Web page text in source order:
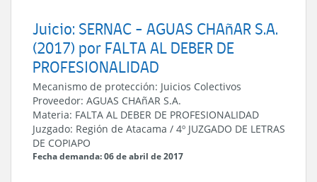
Juicio: SERNAC - AGUAS CHAñAR S.A.
(2017) por FALTA AL DEBER DE
PROFESIONALIDAD
Mecanismo de protección: Juicios Colectivos
Proveedor: AGUAS CHAñAR S.A.
Materia: FALTA AL DEBER DE PROFESIONALIDAD
Juzgado: Región de Atacama / 4º JUZGADO DE LETRAS
DE COPIAPO
Fecha demanda: 06 de abril de 2017